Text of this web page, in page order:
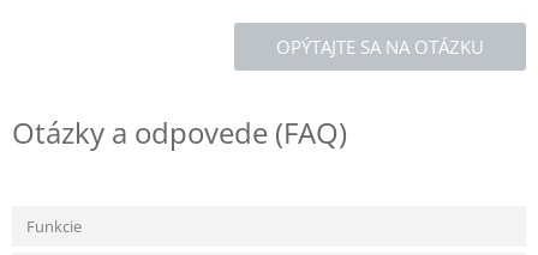
OPÝTAJTE SA NA OTÁZKU
Otázky a odpovede (FAQ)
Funkcie